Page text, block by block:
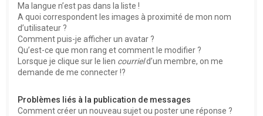
Ma langue n’est pas dans la liste !
A quoi correspondent les images à proximité de mon nom
d’utilisateur ?
Comment puis-je afficher un avatar ?
Qu’est-ce que mon rang et comment le modifier ?
Lorsque je clique sur le lien courrield’un membre, on me
demande de me connecter !?
Problèmes liés à la publication de messages
Comment créer un nouveau sujet ou poster une réponse ?